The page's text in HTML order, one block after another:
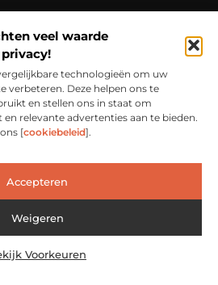
veel waarde
technologieën om uw
verbeteren. Deze helpen ons te
en stellen ons in staat om
relevante advertenties aan te bieden.
[cookiebeleid].
Accepteren
Weigeren
Voorkeuren
– verhalen voor elke dag.
en artikelen die het dagelijks leven
flex.nl. All Right Reserved.